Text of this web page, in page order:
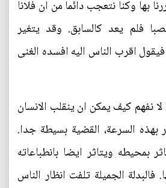
بها وكنا نتعجب دائما من ان فلانا
فلم يعد كالسابق. وقد يتغير
اقرب الناس اليه افسده الغنى
نفهم كيف يمكن ان ينقلب الانسان
السرعة، القضية بسيطة جدا.
بمحيطه ويتاثر ايضا بانطباعاته
الجميلة تلفت انظار الناس